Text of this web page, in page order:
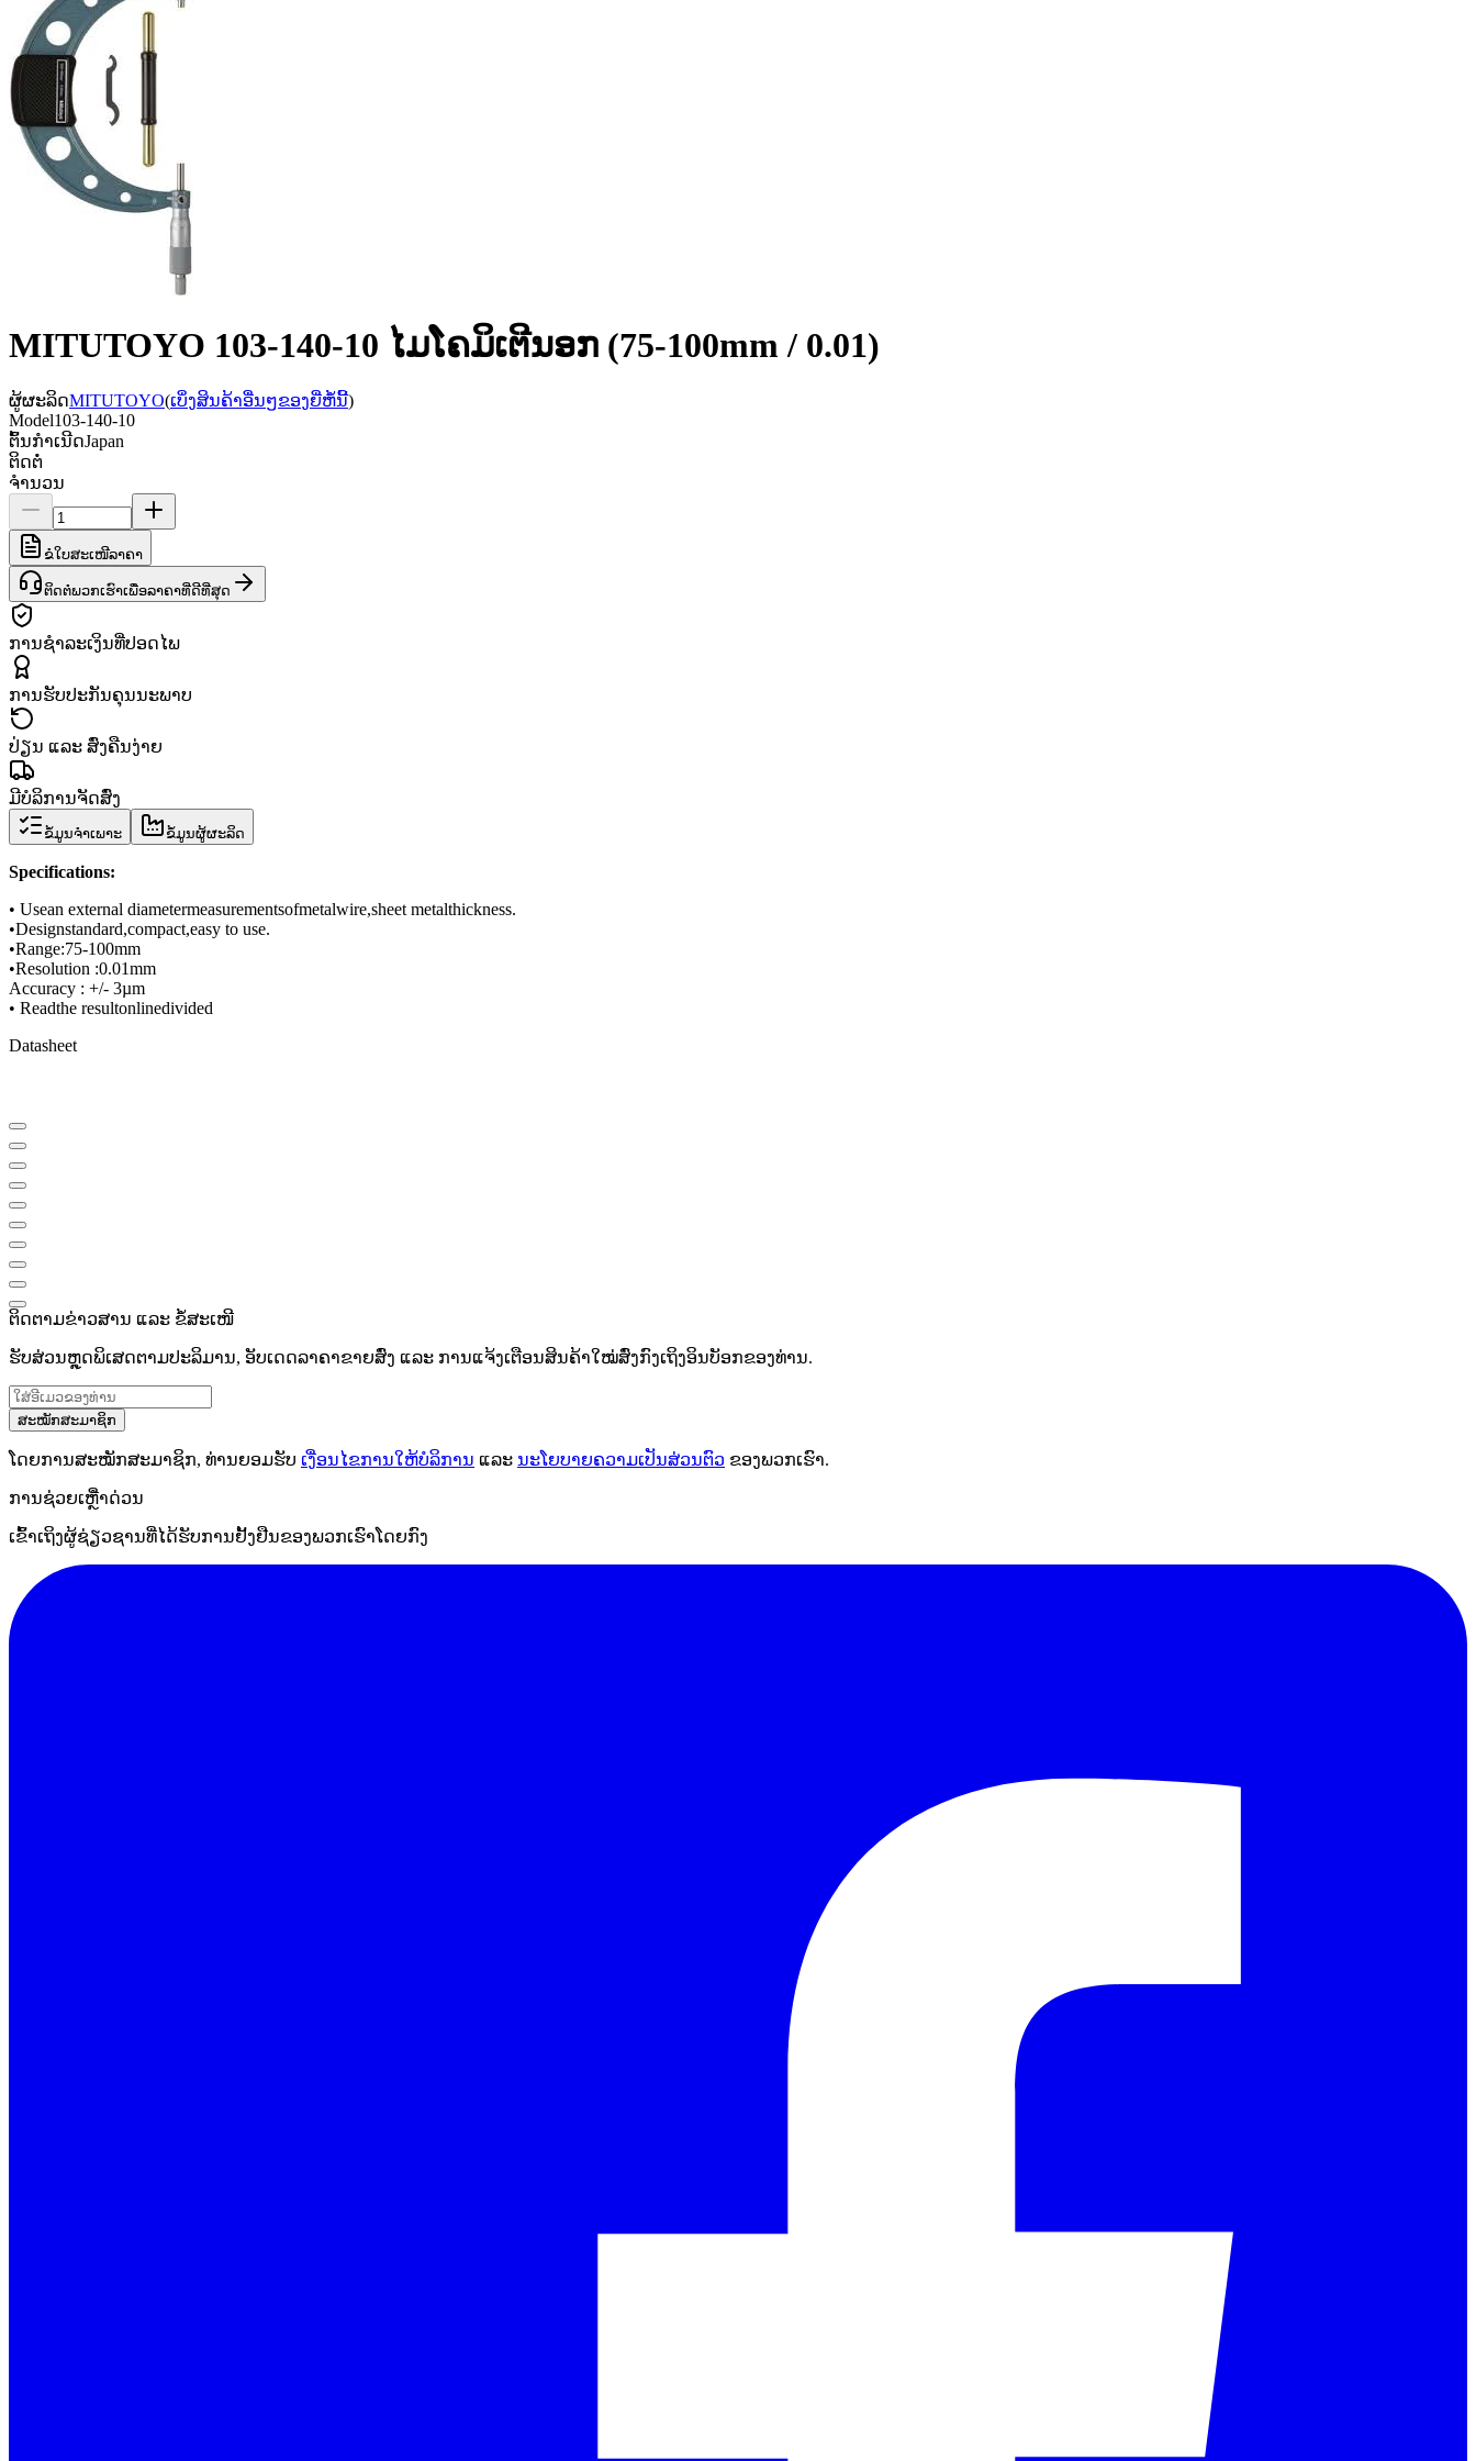
MITUTOYO 103-140-10 ໄມໂຄມິເຕີນອກ (75-100mm / 0.01)
ຜູ້ຜະລິດMITUTOYO(ເບິ່ງສິນຄ້າອື່ນໆຂອງຍີ່ຫໍ້ນີ້)
Model103-140-10
ຕົ້ນກຳເນີດJapan
ຕິດຕໍ່
ຈຳນວນ
ຂໍໃບສະເໜີລາຄາ
ຕິດຕໍ່ພວກເຮົາເພື່ອລາຄາທີ່ດີທີ່ສຸດ
ການຊຳລະເງິນທີ່ປອດໄພ
ການຮັບປະກັນຄຸນນະພາບ
ປ່ຽນ ແລະ ສົ່ງຄືນງ່າຍ
ມີບໍລິການຈັດສົ່ງ
ຂໍ້ມູນຈຳເພາະ ຂໍ້ມູນຜູ້ຜະລິດ
Specifications:
• Usean external diametermeasurementsofmetalwire,sheet metalthickness.
•Designstandard,compact,easy to use.
•Range:75-100mm
•Resolution :0.01mm
Accuracy : +/- 3µm
• Readthe resultonlinedivided
Datasheet
ຕິດຕາມຂ່າວສານ ແລະ ຂໍ້ສະເໜີ
ຮັບສ່ວນຫຼຸດພິເສດຕາມປະລິມານ, ອັບເດດລາຄາຂາຍສົ່ງ ແລະ ການແຈ້ງເຕືອນສິນຄ້າໃໝ່ສົ່ງກົງເຖິງອິນບັອກຂອງທ່ານ.
ສະໝັກສະມາຊິກ
ໂດຍການສະໝັກສະມາຊິກ, ທ່ານຍອມຮັບ ເງື່ອນໄຂການໃຫ້ບໍລິການ ແລະ ນະໂຍບາຍຄວາມເປັນສ່ວນຕົວ ຂອງພວກເຮົາ.
ການຊ່ວຍເຫຼືໍາດ່ວນ
ເຂົ້າເຖິງຜູ້ຊ່ຽວຊານທີ່ໄດ້ຮັບການຢັ້ງຢືນຂອງພວກເຮົາໂດຍກົງ